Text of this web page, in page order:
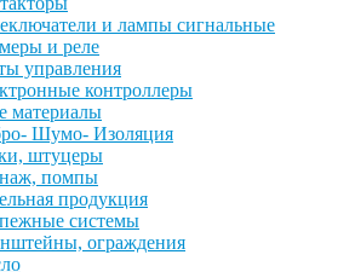
и лампы сигнальные
и реле
управления
контроллеры
материалы
Шумо- Изоляция
штуцеры
помпы
продукция
системы
ограждения